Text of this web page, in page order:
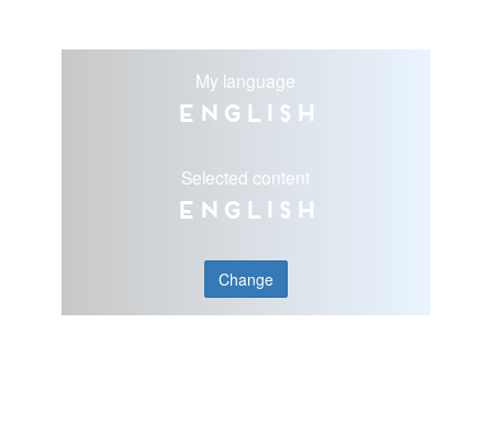
My language
English
Selected content
English
Change